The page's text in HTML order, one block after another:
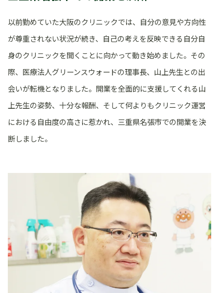
以前勤めていた大阪のクリニックでは、自分の意見や方向性
が尊重されない状況が続き、自己の考えを反映できる自分自
身のクリニックを開くことに向かって動き始めました。その
際、医療法人グリーンスウォードの理事長、山上先生との出
会いが転機となりました。開業を全面的に支援してくれる山
上先生の姿勢、十分な報酬、そして何よりもクリニック運営
における自由度の高さに惹かれ、三重県名張市での開業を決
断しました。